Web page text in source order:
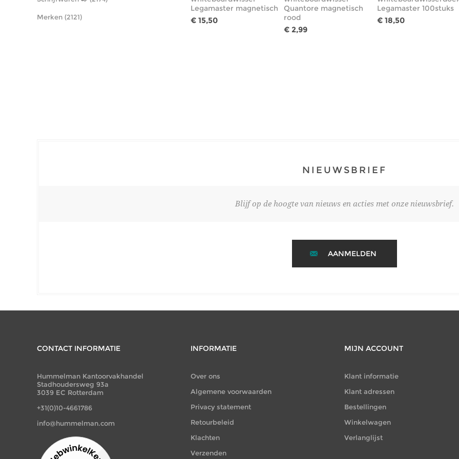
Legamaster magnetisch
€ 15,50
Quantore magnetisch
rood
€ 2,99
Legamaster 100stuks
€ 18,50
Merken (2121)
NIEUWSBRIEF
Blijf op de hoogte van nieuws en acties met onze nieuwsbrief.
AANMELDEN
CONTACT INFORMATIE
Hummelman Kantoorvakhandel
Stadhoudersweg 93a
3039 EC Rotterdam
+31(0)10-4661786
info@hummelman.com
INFORMATIE
Over ons
Algemene voorwaarden
Privacy statement
Retourbeleid
Klachten
Verzenden
MIJN ACCOUNT
Klant informatie
Klant adressen
Bestellingen
Winkelwagen
Verlanglijst